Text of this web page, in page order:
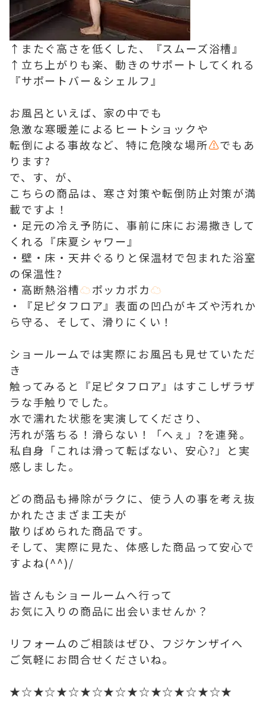
↑またぐ高さを低くした、『スムーズ浴槽』
↑立ち上がりも楽、動きのサポートしてくれる
『サポートバー＆シェルフ』
お風呂といえば、家の中でも
急激な寒暖差によるヒートショックや
転倒による事故など、特に危険な場所⚠でもあ
ります?
で、す、が、
こちらの商品は、寒さ対策や転倒防止対策が満
載ですよ！
・足元の冷え予防に、事前に床にお湯撒きして
くれる『床夏シャワー』
・壁・床・天井ぐるりと保温材で包まれた浴室
の保温性?
・高断熱浴槽☁ポッカポカ☁
・『足ピタフロア』表面の凹凸がキズや汚れか
ら守る、そして、滑りにくい！
ショールームでは実際にお風呂も見せていただ
き
触ってみると『足ピタフロア』はすこしザラザ
ラな手触りでした。
水で濡れた状態を実演してくださり、
汚れが落ちる！滑らない！「へぇ」?を連発。
私自身「これは滑って転ばない、安心?」と実
感しました。
どの商品も掃除がラクに、使う人の事を考え抜
かれたさまざま工夫が
散りばめられた商品です。
そして、実際に見た、体感した商品って安心で
すよね(^^)/
皆さんもショールームへ行って
お気に入りの商品に出会いませんか？
リフォームのご相談はぜひ、フジケンザイへ
ご気軽にお問合せくださいね。
★☆★☆★☆★☆★☆★☆★☆★☆★☆★